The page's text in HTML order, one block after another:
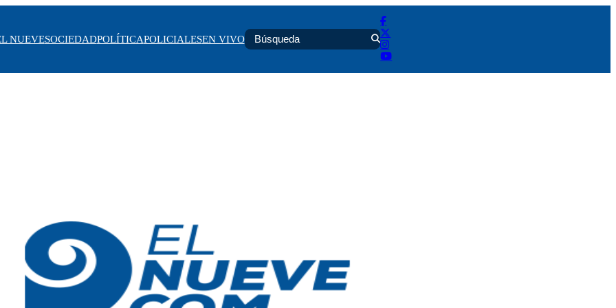
NUEVESOCIEDADPOLÍTICAPOLICIALESEN VIVO